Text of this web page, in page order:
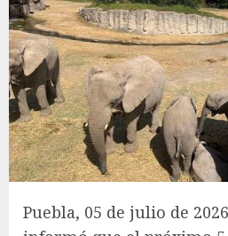
Puebla, 05 de julio de